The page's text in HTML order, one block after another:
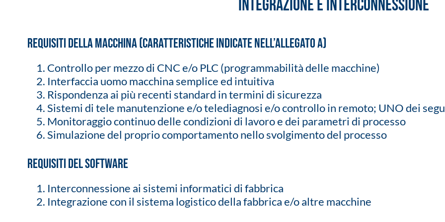
INTEGRAZIONE E INTERCONNESSIONE
Requisiti della Macchina (caratteristiche indicate nell’allegato A)
Controllo per mezzo di CNC e/o PLC (programmabilità delle macchine)
Interfaccia uomo macchina semplice ed intuitiva
Rispondenza ai più recenti standard in termini di sicurezza
Sistemi di tele manutenzione e/o telediagnosi e/o controllo in remoto; UNO dei
Monitoraggio continuo delle condizioni di lavoro e dei parametri di processo
Simulazione del proprio comportamento nello svolgimento del processo
Requisiti del Software
Interconnessione ai sistemi informatici di fabbrica
Integrazione con il sistema logistico della fabbrica e/o altre macchine